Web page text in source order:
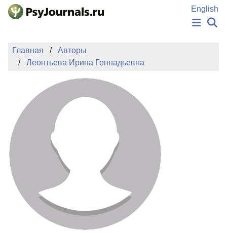
Перейти к основному содержанию
English
ИЗДАНИЯ
АВТОРЫ
ПОДАТЬ РУКОПИСЬ
БАЗА ЗНАНИЙ
КЛЮЧЕВЫЕ СЛОВА
Регистрация
Главная
Авторы
Леонтьева Ирина Геннадьевна